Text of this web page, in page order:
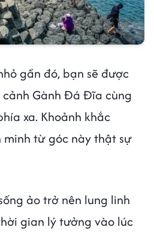
gần đó, bạn sẽ được
Gành Đá Đĩa cùng
xa. Khoảnh khắc
minh từ góc này thật sự
ảo trở nên lung linh
gian lý tưởng vào lúc